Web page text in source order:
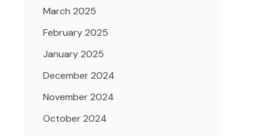
March 2025
February 2025
January 2025
December 2024
November 2024
October 2024